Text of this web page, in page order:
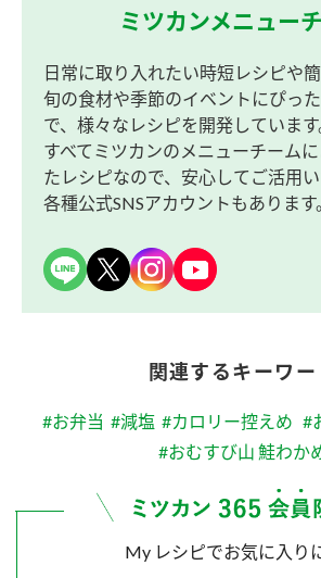
ミツカンメニュー
日常に取り入れたい時短レシピや簡
旬の食材や季節のイベントにぴっ
で、様々なレシピを開発しています
すべてミツカンのメニューチーム
たレシピなので、安心してご活用い
各種公式SNSアカウントもあります
関連するキーワー
#お弁当 #減塩 #カロリー控えめ #
#おむすび山 鮭わか
My レシピでお気に入り